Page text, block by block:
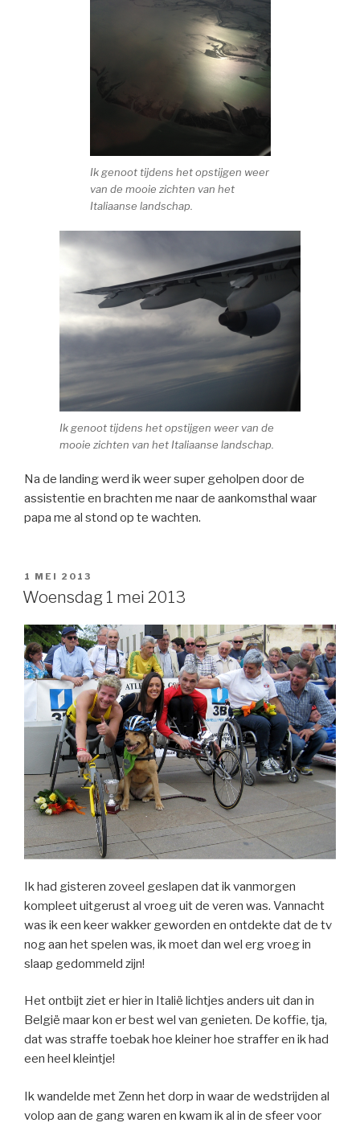
Ik genoot tijdens het opstijgen weer
van de mooie zichten van het
Italiaanse landschap.
Ik genoot tijdens het opstijgen weer van de
mooie zichten van het Italiaanse landschap.
Na de landing werd ik weer super geholpen door de
assistentie en brachten me naar de aankomsthal waar
papa me al stond op te wachten.
GEPLAATST
OP
1 MEI 2013
Woensdag 1 mei 2013
Ik had gisteren zoveel geslapen dat ik vanmorgen
kompleet uitgerust al vroeg uit de veren was. Vannacht
was ik een keer wakker geworden en ontdekte dat de tv
nog aan het spelen was, ik moet dan wel erg vroeg in
slaap gedommeld zijn!
Het ontbijt ziet er hier in Italië lichtjes anders uit dan in
België maar kon er best wel van genieten. De koffie, tja,
dat was straffe toebak hoe kleiner hoe straffer en ik had
een heel kleintje!
Ik wandelde met Zenn het dorp in waar de wedstrijden al
volop aan de gang waren en kwam ik al in de sfeer voor